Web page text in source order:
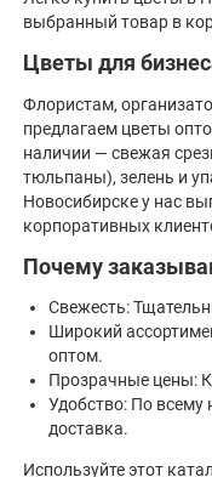
выбранный товар в
Цветы для
Флористам,
предлагаем цветы
наличии — свежая
тюльпаны), зелень и
Новосибирске у нас
корпоративных
Почему
Свежесть:
Широкий
оптом.
Прозрачные цены:
Удобство: По всему
доставка.
Используйте этот